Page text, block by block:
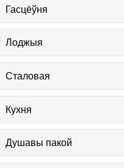
Гасцёўня
Лоджыя
Сталовая
Кухня
Душавы пакой